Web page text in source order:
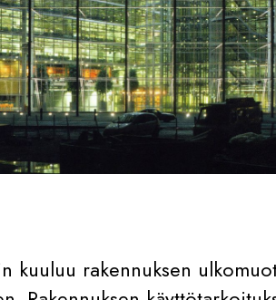
kuuluu rakennuksen